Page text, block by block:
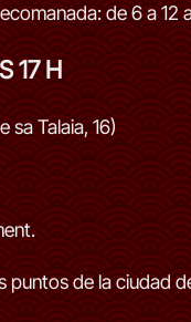
de 6 a 12
17 H
sa Talaia, 16)
puntos de la ciudad